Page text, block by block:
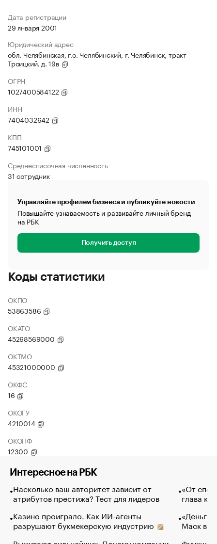
Дата регистрации
29 января 2001
Юридический адрес
обл. Челябинская, г.о. Челябинский, г. Челябинск, тракт
Троицкий, д. 19в
ОГРН
1027400584122
ИНН
7404032642
КПП
745101001
Среднесписочная численность
31 сотрудник
Управляйте профилем бизнеса и публикуйте новости
Повышайте узнаваемость и развивайте личный бренд
на РБК
Получить доступ
Коды статистики
ОКПО
53863586
ОКАТО
45268569000
ОКТМО
45321000000
ОКФС
16
ОКОГУ
4210014
ОКОПФ
12300
Интересное на РБК
Насколько ваш авторитет зависит от
атрибутов престижа? Тест для лидеров
Казино проиграло. Как ИИ-агенты
разрушают букмекерскую индустрию
«От
глава
«Деньги
Маск в